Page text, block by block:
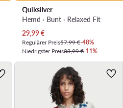
Quiksilver
Hemd · Bunt · Relaxed Fit
Aktueller Preis
29,99€
Regulärer Preis57,99 €-48%
Niedrigster Preis33,99 €-11%